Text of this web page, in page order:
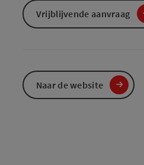
Vrijblijvende aanvraag
Naar de website